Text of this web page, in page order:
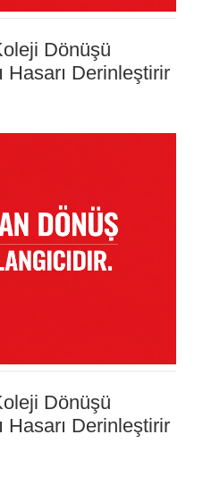
Dönüşü
Hasarı Derinleştirir
Dönüşü
Hasarı Derinleştirir